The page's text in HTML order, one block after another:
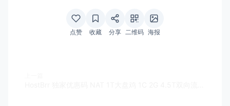
点赞 收藏 分享 二维码 海报